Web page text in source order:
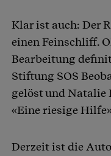
Klar ist auch: Der
einen Feinschliff.
Bearbeitung
Stiftung SOS
gelöst und
«Eine riesige
Derzeit ist die